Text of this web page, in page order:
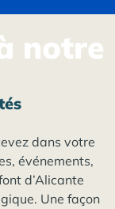
notre
dans votre
événements,
d’Alicante
Une façon